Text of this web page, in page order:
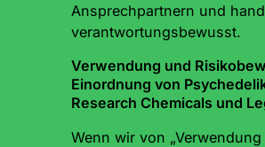
Ansprechpartnern und
verantwortungsbewusst.
Verwendung und
Einordnung von
Research Chemicals und
Wenn wir von